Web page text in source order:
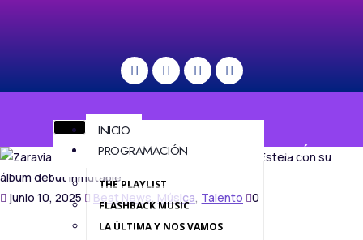
INICIO
PROGRAMACIÓN
THE PLAYLIST
FLASHBACK MUSIC
LA ÚLTIMA Y NOS VAMOS
MENÚ
junio 10, 2025 Beat News, Música, Talento 0